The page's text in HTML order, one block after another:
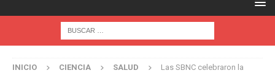
INICIO CIENCIA SALUD
Las SBNC celebraron la